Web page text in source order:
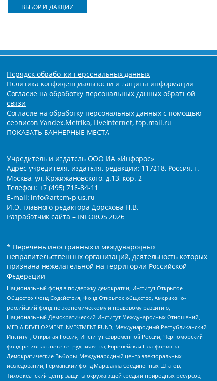
ВЫБОР РЕДАКЦИИ
Порядок обработки персональных данных
Политика конфиденциальности и защиты информации
Согласие на обработку персональных данных обратной
связи
Согласие на обработку персональных данных с помощью
сервисов Yandex.Metrika, LiveInternet, top.mail.ru
ПОКАЗАТЬ БАННЕРНЫЕ МЕСТА
Учредитель и издатель ООО ИА «Инфорос».
Адрес учредителя, издателя, редакции: 117218, Россия, г.
Москва, ул. Кржижановского, д.13, кор. 2
Телефон: +7 (495) 718-84-11
E-mail: info@artem-plus.ru
И.О. главного редактора Дорохова Н.В.
Разработчик сайта – INFOROS 2026
* Перечень иностранных и международных
неправительственных организаций, деятельность которых
признана нежелательной на территории Российской
Федерации:
Национальный фонд в поддержку демократии, Институт Открытое
Общество Фонд Содействия, Фонд Открытое общество, Американо-
российский фонд по экономическому и правовому развитию,
Национальный Демократический Институт Международных Отношений,
MEDIA DEVELOPMENT INVESTMENT FUND, Международный Республиканский
Институт, Открытая Россия, Институт современной России, Черноморский
фонд регионального сотрудничества, Европейская Платформа за
Демократические Выборы, Международный центр электоральных
исследований, Германский фонд Маршалла Соединенных Штатов,
Тихоокеанский центр защиты окружающей среды и природных ресурсов,